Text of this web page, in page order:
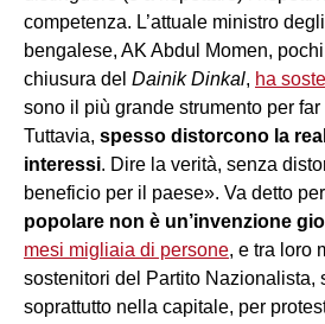
competenza. L’attuale ministro
bengalese, AK Abdul Momen,
chiusura del Dainik Dinkal, ha
sono il più grande strumento per
Tuttavia, spesso distorcono la
interessi. Dire la verità, senza
beneficio per il paese». Va detto
popolare non è un’invenzione
mesi migliaia di persone, e tra loro
sostenitori del Partito Nazionalista,
soprattutto nella capitale, per